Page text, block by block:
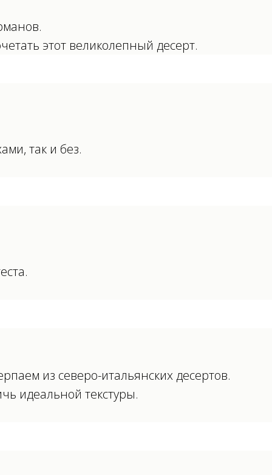
этот великолепный десерт.
так и без.
из северо-итальянских десертов.
идеальной текстуры.